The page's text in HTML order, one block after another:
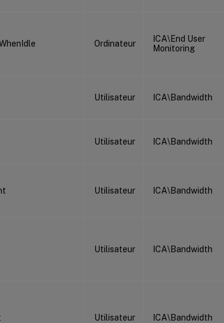
Ordinateur
ICA\End User
Monitoring
Utilisateur ICA\Bandwidth
Utilisateur ICA\Bandwidth
Utilisateur ICA\Bandwidth
Utilisateur ICA\Bandwidth
Utilisateur ICA\Bandwidth